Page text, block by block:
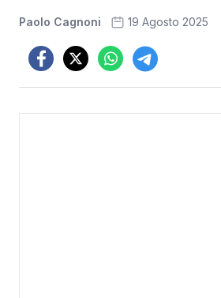
Paolo Cagnoni 19 Agosto 2025